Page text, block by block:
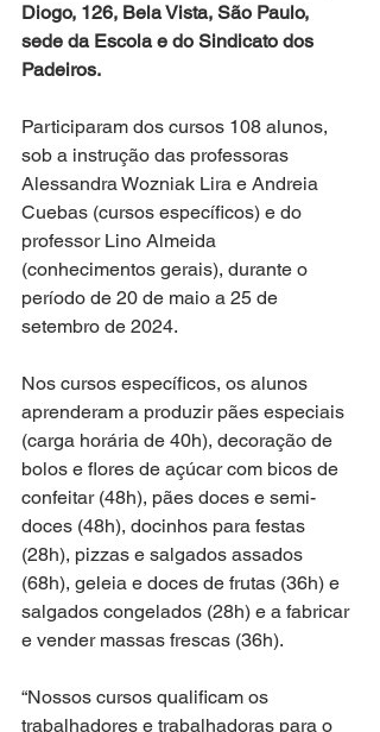
Diogo, 126, Bela Vista, São Paulo,
sede da Escola e do Sindicato dos
Padeiros.
Participaram dos cursos 108 alunos,
sob a instrução das professoras
Alessandra Wozniak Lira e Andreia
Cuebas (cursos específicos) e do
professor Lino Almeida
(conhecimentos gerais), durante o
período de 20 de maio a 25 de
setembro de 2024.
Nos cursos específicos, os alunos
aprenderam a produzir pães especiais
(carga horária de 40h), decoração de
bolos e flores de açúcar com bicos de
confeitar (48h), pães doces e semi-
doces (48h), docinhos para festas
(28h), pizzas e salgados assados
(68h), geleia e doces de frutas (36h) e
salgados congelados (28h) e a fabricar
e vender massas frescas (36h).
“Nossos cursos qualificam os
trabalhadores e trabalhadoras para o